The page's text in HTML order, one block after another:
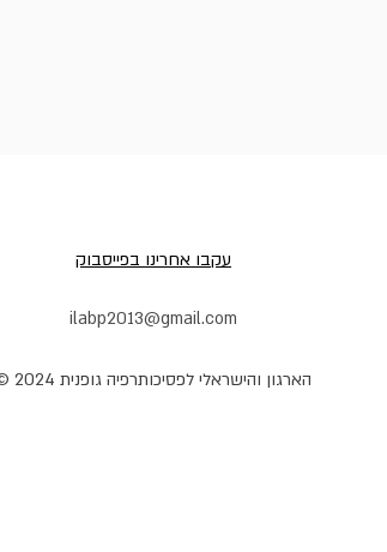
עקבו אחרינו בפייסבוק
ilabp2013@gmail.com
הארגון והישראלי לפסיכותרפיה גופנית 2024 ©